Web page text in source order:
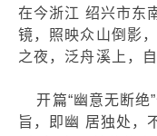
在今浙江 绍兴市东
镜，照映众山倒影
之夜，泛舟溪上，
开篇“幽意无断绝”
旨，即幽 居独处，